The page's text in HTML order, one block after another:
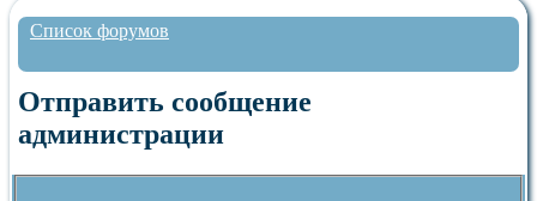
Список форумов
Отправить сообщение
администрации